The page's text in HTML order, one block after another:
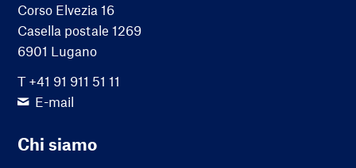
Corso Elvezia 16
Casella postale 1269
6901 Lugano
T +41 91 911 51 11
E-mail
Chi siamo